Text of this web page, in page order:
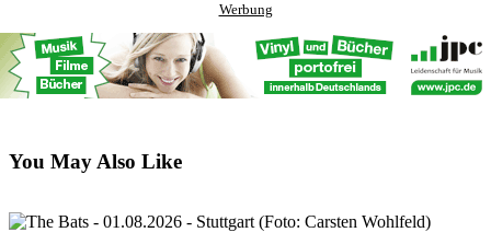
Werbung
You May Also Like